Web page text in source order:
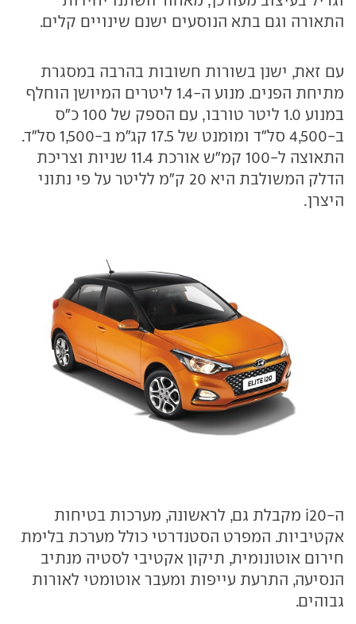
התאורה וגם בתא הנוסעים ישנם שינויים קלים.
עם זאת, ישנן בשורות חשובות בהרבה במסגרת
מתיחת הפנים. מנוע ה-1.4 ליטרים המיושן הוחלף
במנוע 1.0 ליטר טורבו, עם הספק של 100 כ"ס
ב-4,500 סל"ד ומומנט של 17.5 קג"מ ב-1,500 סל"ד.
התאוצה ל-100 קמ"ש אורכת 11.4 שניות וצריכת
הדלק המשולבת היא 20 ק"מ לליטר על פי נתוני
היצרן.
ה-i20 מקבלת גם, לראשונה, מערכות בטיחות
אקטיביות. המפרט הסטנדרטי כולל מערכת בלימת
חירום אוטונומית, תיקון אקטיבי לסטיה מנתיב
הנסיעה, התרעת עייפות ומעבר אוטומטי לאורות
גבוהים.